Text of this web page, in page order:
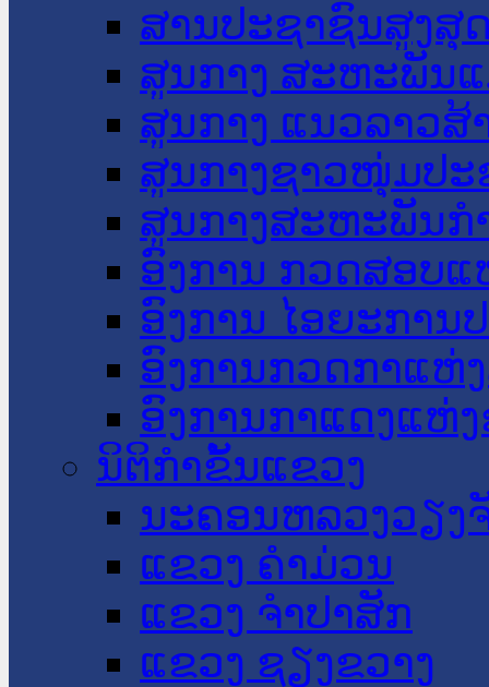
ສານປະຊາຊົນສູງສຸ
ສູນກາງ ສະຫະພັນ
ສູນກາງ ແນວລາວສ້
ສູນກາງຊາວໜຸ່ມປະ
ສູນກາງສະຫະພັນກ
ອົງການ ກວດສອບແ
ອົງການ ໄອຍະການ
ອົງການກວດກາແຫ່
ອົງການກາແດງແຫ່
ນິຕິກໍາຂັ້ນແຂວງ
ນະ​ຄອນ​ຫລວງວຽງ
ແຂວງ ຄໍາມ່ວນ
ແຂວງ ຈໍາປາສັກ
ແຂວງ ຊຽງຂວາງ